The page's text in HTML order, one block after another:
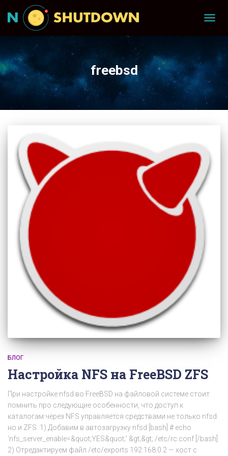
freebsd
БЛОГ
Настройка NFS на FreeBSD ZFS
При настройке nfsd во FreeBSD на файловой системе стоит
помнить про следующие особенности, что доступ к
каталогам через NFS управляется средствами не только nfsd
но и ZFS. 1) Добавим в автозагрузку nfsd [bash] # echo
‘nfs_server_enable=&quot;YES&quot;’ &gt;&gt; /etc/rc.conf [/bash]
2) Отредактируем файл /etc/exports 192.168.0.2 — хост с